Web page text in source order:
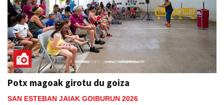
Potx magoak girotu du goiza
SAN ESTEBAN JAIAK GOIBURUN 2026